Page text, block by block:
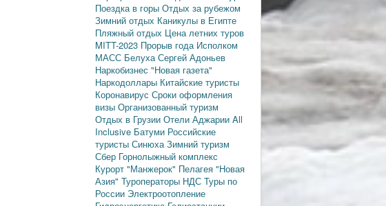
Поездка в горы Отдых за рубежом
Зимний отдых Каникулы в Египте
Пляжный отдых Цена летних туров
MITT-2023 Прорыв года Исполком
МАСС БелухаСергей Адоньев
Наркобизнес "Новая газета"
Наркодоллары Китайские туристы
Коронавирус Сроки оформления
визы Организованный туризм
Отдых в Грузии Отели Аджарии All
Inclusive Батуми Российские
туристы СинюхаЗимний туризм
Сбер Горнолыжный комплекс
Курорт "Манжерок" Пелагея "Новая
Азия" Туроператоры НДС Туры по
России Электроотопление